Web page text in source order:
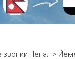
звонки Непал >